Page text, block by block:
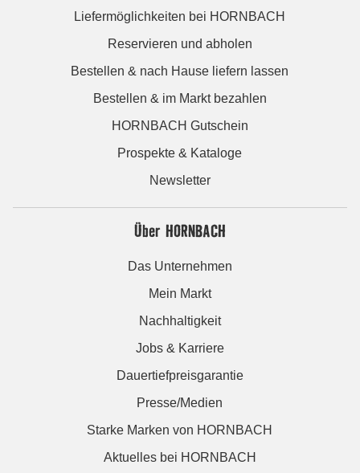
Liefermöglichkeiten bei HORNBACH
Reservieren und abholen
Bestellen & nach Hause liefern lassen
Bestellen & im Markt bezahlen
HORNBACH Gutschein
Prospekte & Kataloge
Newsletter
Über HORNBACH
Das Unternehmen
Mein Markt
Nachhaltigkeit
Jobs & Karriere
Dauertiefpreisgarantie
Presse/Medien
Starke Marken von HORNBACH
Aktuelles bei HORNBACH